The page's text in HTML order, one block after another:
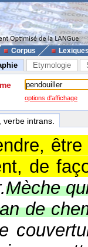
Corpus
Etymologie
options d'affichage
, verbe intrans.
de
Mèche
de